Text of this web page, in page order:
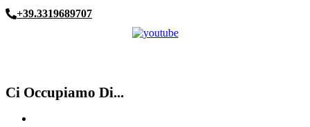
+39.3319689707
Ci Occupiamo Di...